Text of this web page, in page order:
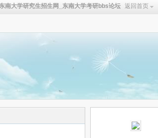
南大学研究生招生网_东南大学考研bbs论坛 返回首页